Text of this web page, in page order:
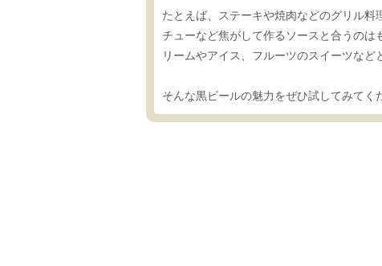
たとえば、ステーキや焼肉などのグリル
チューなど焦がして作るソースと合うのは
リームやアイス、フルーツのスイーツなど
そんな黒ビールの魅力をぜひ試してみてく